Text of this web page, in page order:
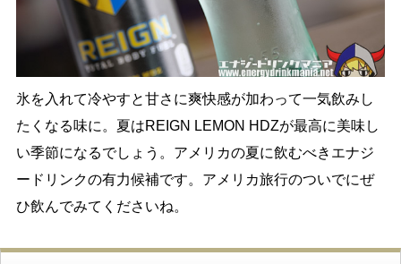
氷を入れて冷やすと甘さに爽快感が加わって一気飲みし
たくなる味に。夏はREIGN LEMON HDZが最高に美味し
い季節になるでしょう。アメリカの夏に飲むべきエナジ
ードリンクの有力候補です。アメリカ旅行のついでにぜ
ひ飲んでみてくださいね。